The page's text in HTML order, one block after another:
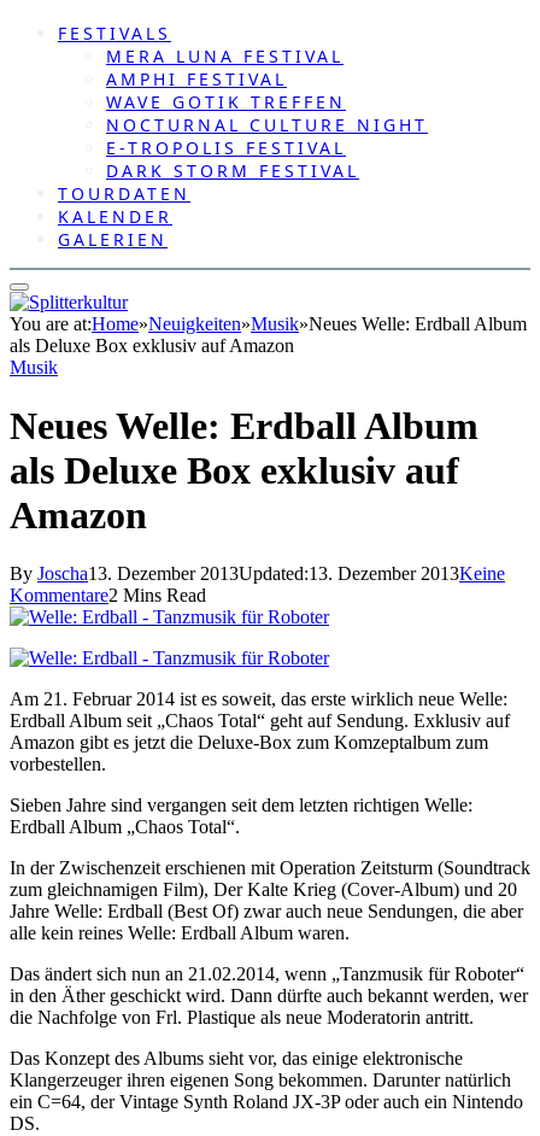
FESTIVALS
MERA LUNA FESTIVAL
AMPHI FESTIVAL
WAVE GOTIK TREFFEN
NOCTURNAL CULTURE NIGHT
E-TROPOLIS FESTIVAL
DARK STORM FESTIVAL
TOURDATEN
KALENDER
GALERIEN
You are at:Home»Neuigkeiten»Musik»Neues Welle: Erdball Album
als Deluxe Box exklusiv auf Amazon
Musik
Neues Welle: Erdball Album
als Deluxe Box exklusiv auf
Amazon
By Joscha13. Dezember 2013Updated:13. Dezember 2013Keine
Kommentare2 Mins Read
Am 21. Februar 2014 ist es soweit, das erste wirklich neue Welle:
Erdball Album seit „Chaos Total“ geht auf Sendung. Exklusiv auf
Amazon gibt es jetzt die Deluxe-Box zum Komzeptalbum zum
vorbestellen.
Sieben Jahre sind vergangen seit dem letzten richtigen Welle:
Erdball Album „Chaos Total“.
In der Zwischenzeit erschienen mit Operation Zeitsturm (Soundtrack
zum gleichnamigen Film), Der Kalte Krieg (Cover-Album) und 20
Jahre Welle: Erdball (Best Of) zwar auch neue Sendungen, die aber
alle kein reines Welle: Erdball Album waren.
Das ändert sich nun an 21.02.2014, wenn „Tanzmusik für Roboter“
in den Äther geschickt wird. Dann dürfte auch bekannt werden, wer
die Nachfolge von Frl. Plastique als neue Moderatorin antritt.
Das Konzept des Albums sieht vor, das einige elektronische
Klangerzeuger ihren eigenen Song bekommen. Darunter natürlich
ein C=64, der Vintage Synth Roland JX-3P oder auch ein Nintendo
DS.